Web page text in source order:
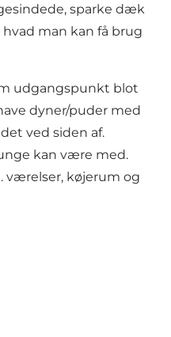
sparke dæk
hvad man kan få brug
udgangspunkt blot
dyner/puder med
ved siden af.
kan være med.
værelser, køjerum og